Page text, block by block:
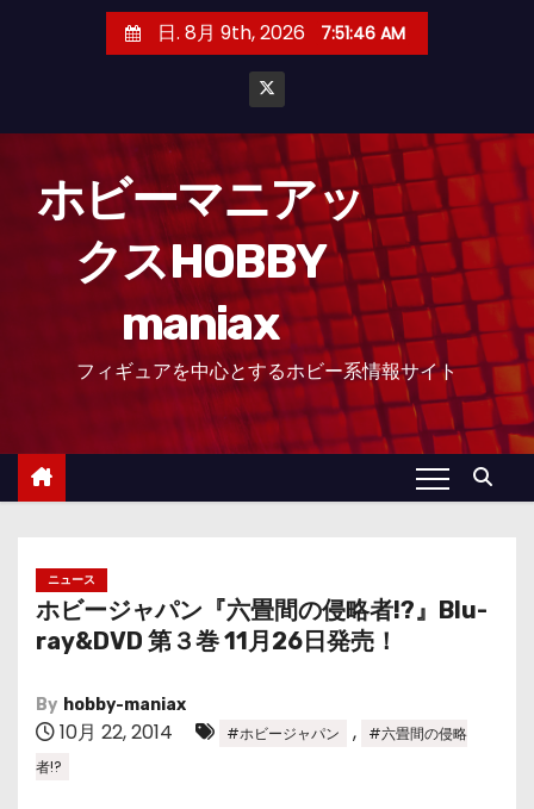
日. 8月 9th, 2026 7:51:47 AM
ホビーマニアッ
クスHOBBY
maniax
フィギュアを中心とするホビー系情報サイト
ニュース
ホビージャパン『六畳間の侵略者!?』Blu-
ray&DVD 第３巻 11月26日発売！
By hobby-maniax
10月 22, 2014 #ホビージャパン ,
#六畳間の侵略
者!?